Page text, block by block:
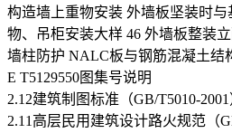
构造墙上重物安装 外墙板坚装时
物、吊柜安装大样 46 外墙板整装
墙柱防护 NALC板与钢筋混凝土结
E T5129550图集号说明
2.12建筑制图标准（GB/T5010-
2.11高层民用建筑设计路火规范（